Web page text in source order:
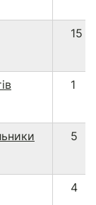
15
1
5
4